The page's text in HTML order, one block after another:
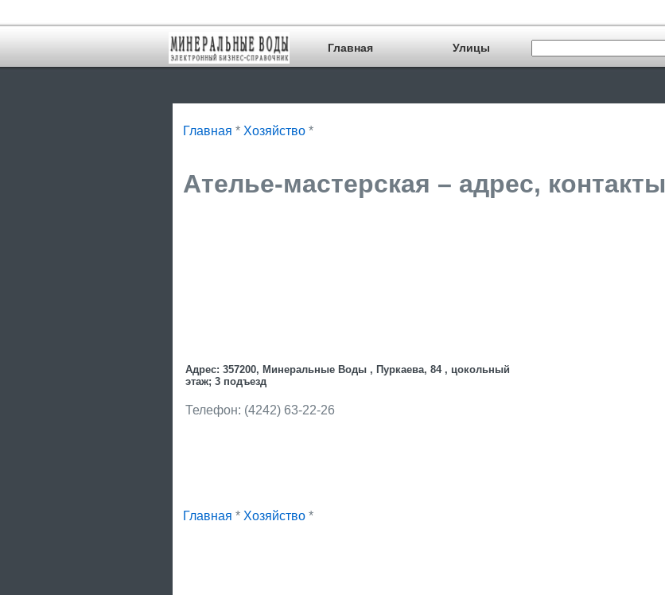
Главная Улицы
Главная * Хозяйство *
Ателье-мастерская – адрес, контакты
Адрес: 357200, Минеральные Воды , Пуркаева, 84 , цокольный
этаж; 3 подъезд
Телефон: (4242) 63-22-26
Главная * Хозяйство *